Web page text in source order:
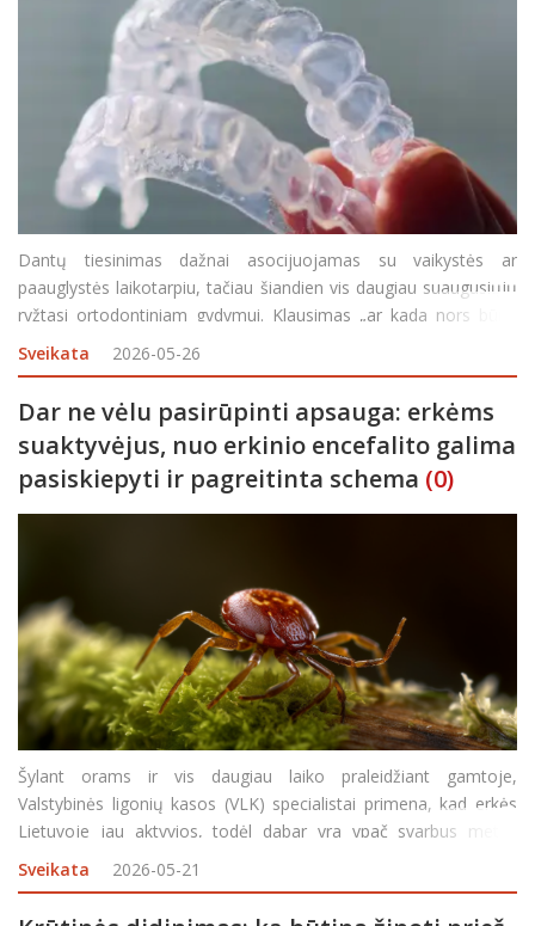
Dantų tiesinimas dažnai asocijuojamas su vaikystės ar
paauglystės laikotarpiu, tačiau šiandien vis daugiau suaugusiųjų
ryžtasi ortodontiniam gydymui. Klausimas „ar kada nors būna
per vėlu?“ neretai kyla pacientams, kurie dėl įvairių priežasčių
ilgai delsė ar neturėjo galimybės ank
Sveikata 2026-05-26
Dar ne vėlu pasirūpinti apsauga: erkėms
suaktyvėjus, nuo erkinio encefalito galima
pasiskiepyti ir pagreitinta schema (0)
Šylant orams ir vis daugiau laiko praleidžiant gamtoje,
Valstybinės ligonių kasos (VLK) specialistai primena, kad erkės
Lietuvoje jau aktyvios, todėl dabar yra ypač svarbus metas
pasirūpinti apsauga nuo erkinio encefalito. Privalomojo
sveikatos draudimo fondo lėšomis nuo šios in
Sveikata 2026-05-21